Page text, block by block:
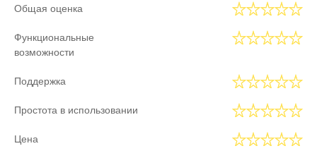
Общая оценка
Функциональные
возможности
Поддержка
Простота в использовании
Цена